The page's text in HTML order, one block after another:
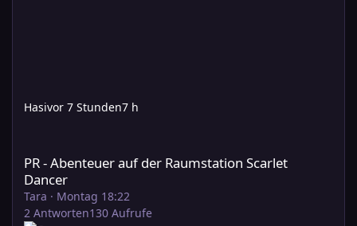
Hasivor 7 Stunden7 h
PR - Abenteuer auf der Raumstation Scarlet
Dancer
Tara · Montag 18:22
2 Antworten130 Aufrufe